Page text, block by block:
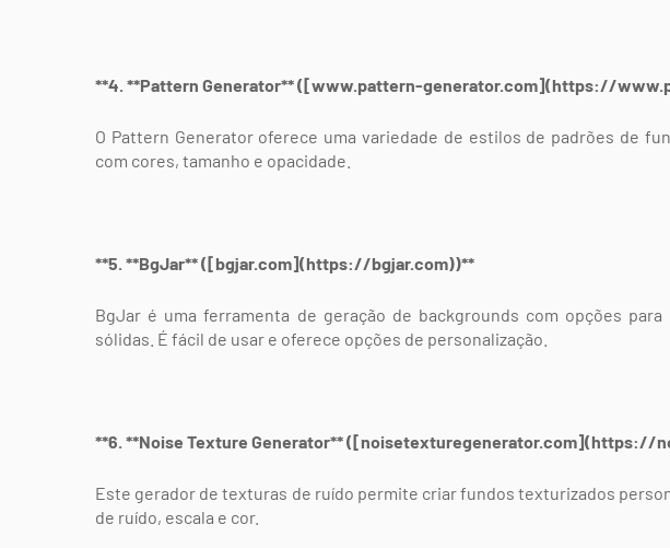
**4. **Pattern Generator** ([www.pattern-generator.com](https://
O Pattern Generator oferece uma variedade de estilos de padrões de
com cores, tamanho e opacidade.
**5. **BgJar** ([bgjar.com](https://bgjar.com))**
BgJar é uma ferramenta de geração de backgrounds com opções
sólidas. É fácil de usar e oferece opções de personalização.
**6. **Noise Texture Generator** ([noisetexturegenerator.com](https://
Este gerador de texturas de ruído permite criar fundos texturizados
de ruído, escala e cor.